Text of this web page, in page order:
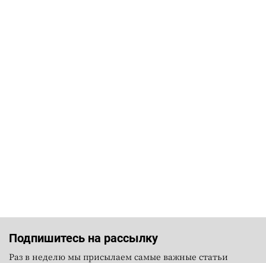
Подпишитесь на рассылку
Раз в неделю мы присылаем самые важные статьи